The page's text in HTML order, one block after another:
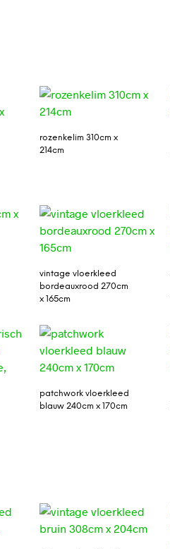
rozenkelim 310cm x
214cm
vintage vloerkleed
bordeauxrood 270cm
x 165cm
patchwork vloerkleed
blauw 240cm x 170cm